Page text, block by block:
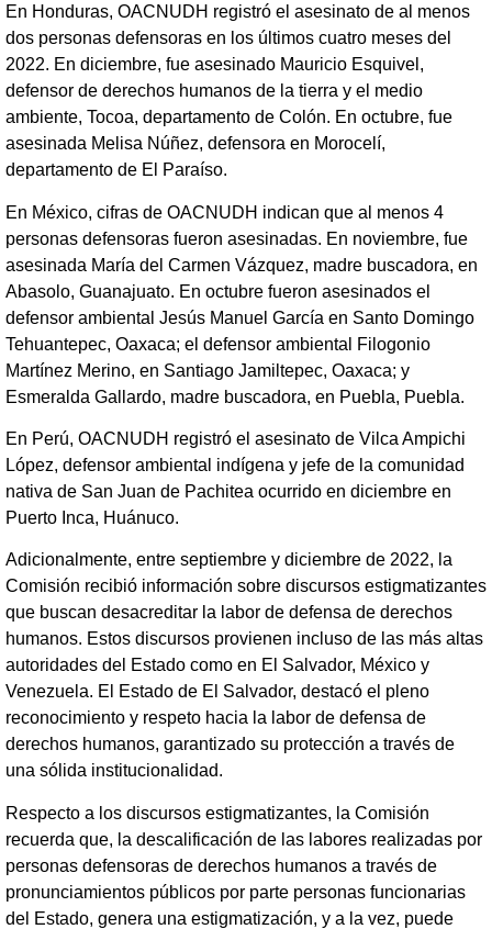
En Honduras, OACNUDH registró el asesinato de al menos
dos personas defensoras en los últimos cuatro meses del
2022. En diciembre, fue asesinado Mauricio Esquivel,
defensor de derechos humanos de la tierra y el medio
ambiente, Tocoa, departamento de Colón. En octubre, fue
asesinada Melisa Núñez, defensora en Morocelí,
departamento de El Paraíso.
En México, cifras de OACNUDH indican que al menos 4
personas defensoras fueron asesinadas. En noviembre, fue
asesinada María del Carmen Vázquez, madre buscadora, en
Abasolo, Guanajuato. En octubre fueron asesinados el
defensor ambiental Jesús Manuel García en Santo Domingo
Tehuantepec, Oaxaca; el defensor ambiental Filogonio
Martínez Merino, en Santiago Jamiltepec, Oaxaca; y
Esmeralda Gallardo, madre buscadora, en Puebla, Puebla.
En Perú, OACNUDH registró el asesinato de Vilca Ampichi
López, defensor ambiental indígena y jefe de la comunidad
nativa de San Juan de Pachitea ocurrido en diciembre en
Puerto Inca, Huánuco.
Adicionalmente, entre septiembre y diciembre de 2022, la
Comisión recibió información sobre discursos estigmatizantes
que buscan desacreditar la labor de defensa de derechos
humanos. Estos discursos provienen incluso de las más altas
autoridades del Estado como en El Salvador, México y
Venezuela. El Estado de El Salvador, destacó el pleno
reconocimiento y respeto hacia la labor de defensa de
derechos humanos, garantizado su protección a través de
una sólida institucionalidad.
Respecto a los discursos estigmatizantes, la Comisión
recuerda que, la descalificación de las labores realizadas por
personas defensoras de derechos humanos a través de
pronunciamientos públicos por parte personas funcionarias
del Estado, genera una estigmatización, y a la vez, puede